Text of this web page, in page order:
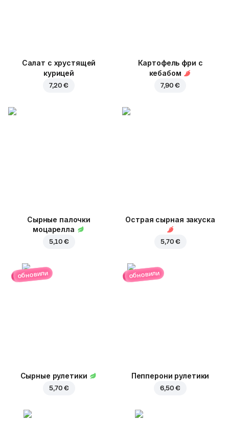
Салат с хрустящей
курицей
7,20 €
Картофель фри с
кебабом
7,90 €
Сырные палочки
моцарелла
5,10 €
Острая сырная закуска
5,70 €
обновили
Сырные рулетики
5,70 €
обновили
Пепперони рулетики
6,50 €